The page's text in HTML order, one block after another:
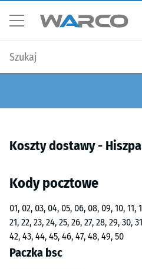
Koszty dostawy -
Kody pocztowe
01, 02, 03, 04, 05, 06, 08, 09, 10, 11,
21, 22, 23, 24, 25, 26, 27, 28, 29, 30,
42, 43, 44, 45, 46, 47, 48, 49, 50
Paczka bsc